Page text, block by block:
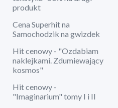
produkt
Cena Superhit na
Samochodzik na gwizdek
Hit cenowy - "Ozdabiam
naklejkami. Zdumiewający
kosmos"
Hit cenowy -
"Imaginarium" tomy I i II